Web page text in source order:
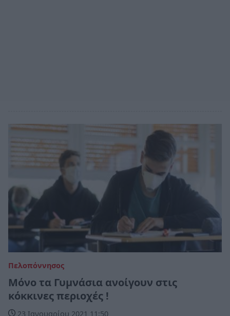
Πελοπόννησος
Μόνο τα Γυμνάσια ανοίγουν στις
κόκκινες περιοχές !
23 Ιανουαρίου 2021 11:50